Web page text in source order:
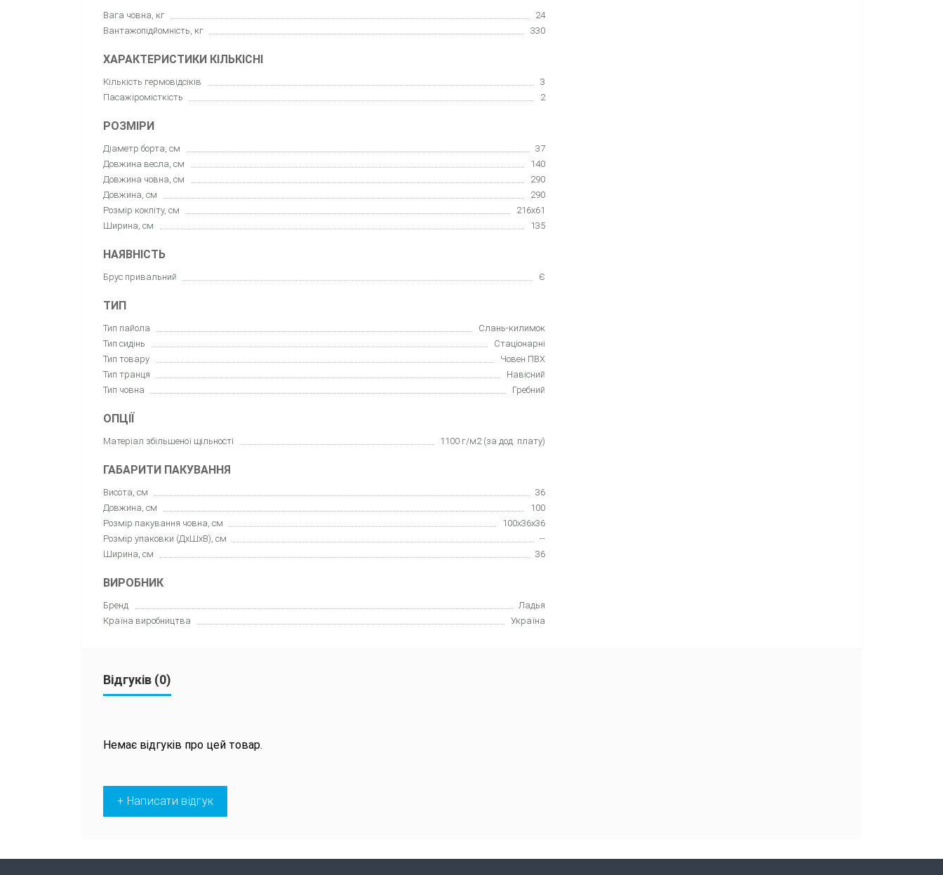
Вага човна, кг
24
Вантажопідйомність, кг
330
ХАРАКТЕРИСТИКИ КІЛЬКІСНІ
Кількість гермовідсіків
3
Пасажіромісткість
2
РОЗМІРИ
Діаметр борта, см
37
Довжина весла, см
140
Довжина човна, см
290
Довжина, см
290
Розмір кокпіту, см
216x61
Ширина, см
135
НАЯВНІСТЬ
Брус привальний Є
ТИП
Тип пайола
Слань-килимок
Тип сидінь
Стаціонарні
Тип товару
Човен ПВХ
Тип транця
Навісний
Тип човна
Гребний
ОПЦІЇ
Матеріал збільшеної щільності 1100 г/м2 (за дод. плату)
ГАБАРИТИ ПАКУВАННЯ
Висота, см
36
Довжина, см
100
Розмір пакування човна, см
100x36x36
Розмір упаковки (ДхШхВ), см
--
Ширина, см
36
ВИРОБНИК
Бренд
Ладья
Країна виробництва
Україна
Відгуків (0)
Немає відгуків про цей товар.
+ Написати відгук